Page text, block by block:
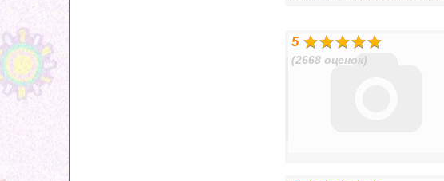
5
(2668 оценок)